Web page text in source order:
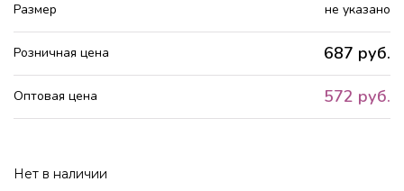
Размер не указано
Розничная цена 687 руб.
Оптовая цена 572 руб.
Нет в наличии